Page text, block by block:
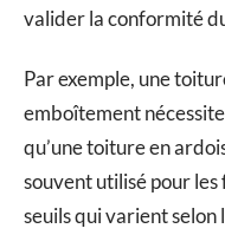
valider la conformité
Par exemple, une
emboîtement
qu’une toiture en
souvent utilisé pour les
seuils qui varient